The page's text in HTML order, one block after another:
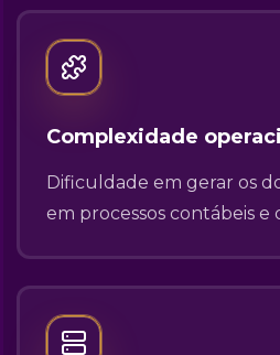
Complexidade
Dificuldade em gerar os
em processos contábeis e